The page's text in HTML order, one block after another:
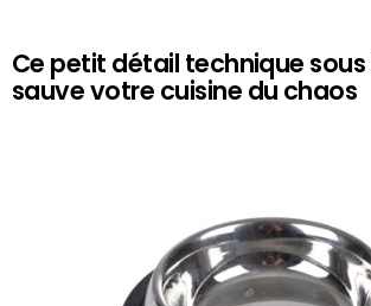
Ce petit détail technique sous
sauve votre cuisine du chaos